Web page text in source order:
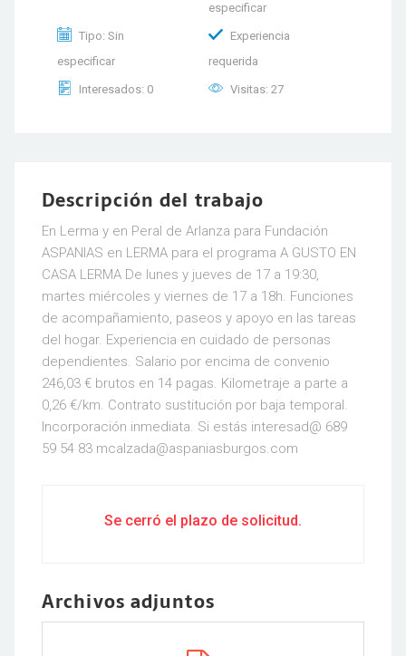
especificar
Tipo: Sin
especificar
Experiencia
requerida
Interesados: 0 Visitas: 27
Descripción del trabajo
En Lerma y en Peral de Arlanza para Fundación
ASPANIAS en LERMA para el programa A GUSTO EN
CASA LERMA De lunes y jueves de 17 a 19:30,
martes miércoles y viernes de 17 a 18h. Funciones
de acompañamiento, paseos y apoyo en las tareas
del hogar. Experiencia en cuidado de personas
dependientes. Salario por encima de convenio
246,03 € brutos en 14 pagas. Kilometraje a parte a
0,26 €/km. Contrato sustitución por baja temporal.
Incorporación inmediata. Si estás interesad@ 689
59 54 83 mcalzada@aspaniasburgos.com
Se cerró el plazo de solicitud.
Archivos adjuntos